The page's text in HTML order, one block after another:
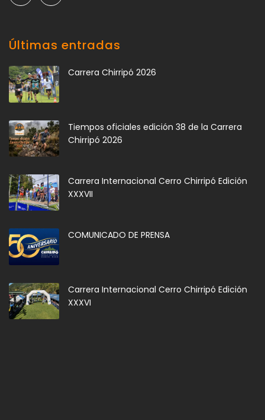
Últimas entradas
Carrera Chirripó 2026
Tiempos oficiales edición 38 de la Carrera
Chirripó 2026
Carrera Internacional Cerro Chirripó Edición
XXXVII
COMUNICADO DE PRENSA
Carrera Internacional Cerro Chirripó Edición
XXXVI